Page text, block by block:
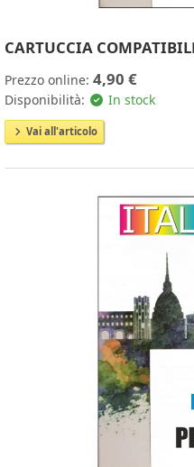
CARTUCCIA
Prezzo online: 4,90 €
Disponibilità: In stock
Vai all'articolo